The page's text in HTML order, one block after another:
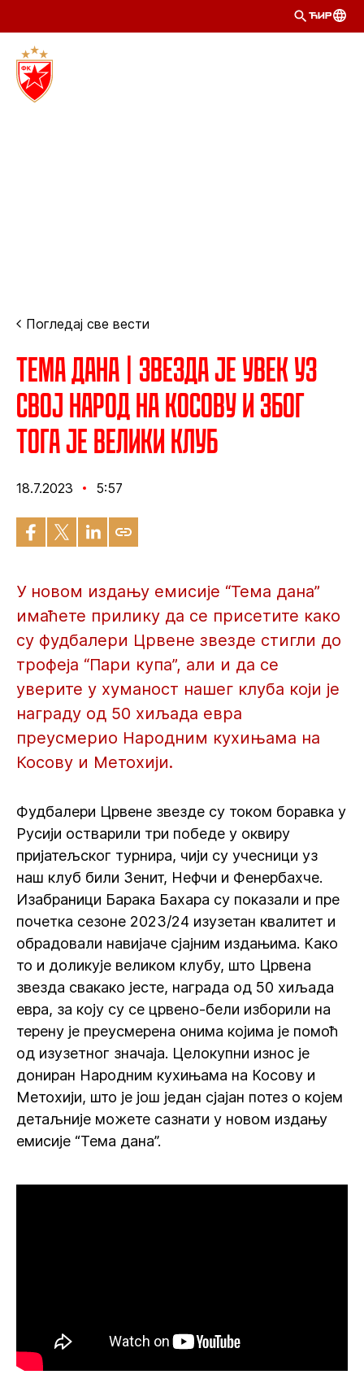
ЋИР
Погледај све вести
Тема дана | Звезда је увек уз
свој народ на Косову и због
тога је велики клуб
18.7.2023 5:57
У новом издању емисије “Тема дана”
имаћете прилику да се присетите како
су фудбалери Црвене звезде стигли до
трофеја “Пари купа”, али и да се
уверите у хуманост нашег клуба који је
награду од 50 хиљада евра
преусмерио Народним кухињама на
Косову и Метохији.
Фудбалери Црвене звезде су током боравка у
Русији остварили три победе у оквиру
пријатељског турнира, чији су учесници уз
наш клуб били Зенит, Нефчи и Фенербахче.
Изабраници Барака Бахара су показали и пре
почетка сезоне 2023/24 изузетан квалитет и
обрадовали навијаче сјајним издањима. Како
то и доликује великом клубу, што Црвена
звезда свакако јесте, награда од 50 хиљада
евра, за коју су се црвено-бели изборили на
терену је преусмерена онима којима је помоћ
од изузетног значаја. Целокупни износ је
дониран Народним кухињама на Косову и
Метохији, што је још један сјајан потез о којем
детаљније можете сазнати у новом издању
емисије “Тема дана”.